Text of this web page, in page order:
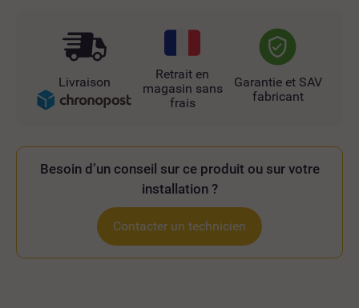
Livraison
Retrait en
magasin sans
frais
Garantie et SAV
fabricant
Besoin d’un conseil sur ce produit ou sur votre
installation ?
Contacter un technicien